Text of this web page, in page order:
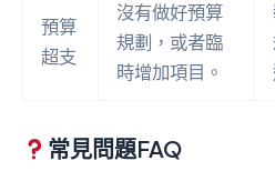
預算
超支
沒有做好預算
規劃，或者臨
時增加項目。
常見問題FAQ